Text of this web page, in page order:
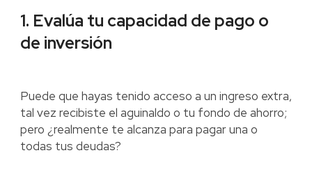
1. Evalúa tu capacidad de pago o
de inversión
Puede que hayas tenido acceso a un ingreso extra,
tal vez recibiste el aguinaldo o tu fondo de ahorro;
pero ¿realmente te alcanza para pagar una o
todas tus deudas?